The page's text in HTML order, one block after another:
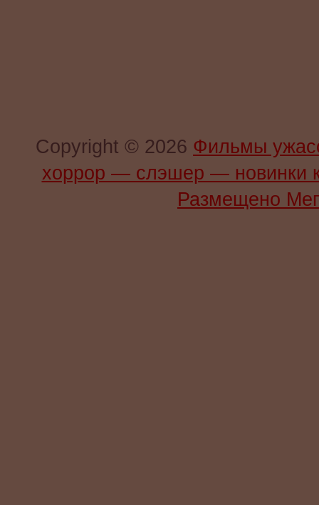
Copyright © 2026 Фильмы
хоррор — слэшер —
Размещено